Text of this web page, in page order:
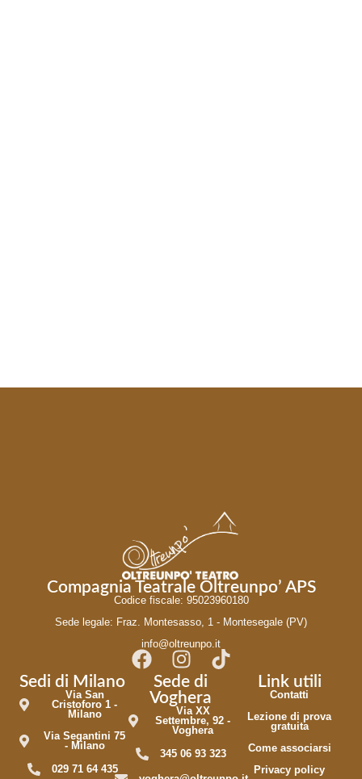
Compagnia Teatrale Oltreunpo’ APS
Codice fiscale: 95023960180
Sede legale: Fraz. Montesasso, 1 - Montesegale (PV)
info@oltreunpo.it
Sedi di Milano
Via San
Cristoforo 1 -
Milano
Via Segantini 75
- Milano
029 71 64 435
Sede di
Voghera
Via XX
Settembre, 92 -
Voghera
345 06 93 323
Link utili
Contatti
Lezione di prova
gratuita
Come associarsi
Privacy policy